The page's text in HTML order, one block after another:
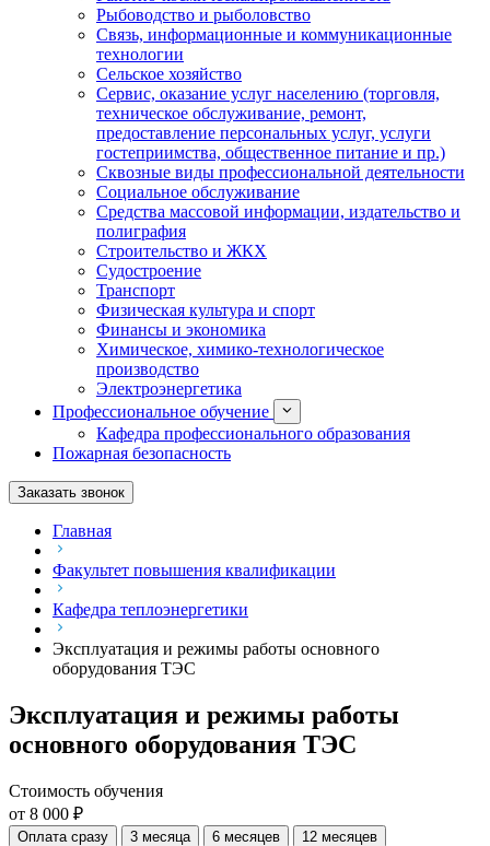
Рыбоводство и рыболовство
Связь, информационные и коммуникационные
технологии
Сельское хозяйство
Сервис, оказание услуг населению (торговля,
техническое обслуживание, ремонт,
предоставление персональных услуг, услуги
гостеприимства, общественное питание и пр.)
Сквозные виды профессиональной деятельности
Социальное обслуживание
Средства массовой информации, издательство и
полиграфия
Строительство и ЖКХ
Судостроение
Транспорт
Физическая культура и спорт
Финансы и экономика
Химическое, химико-технологическое
производство
Электроэнергетика
Профессиональное обучение
Кафедра профессионального образования
Пожарная безопасность
Заказать звонок
Главная
Факультет повышения квалификации
Кафедра теплоэнергетики
Эксплуатация и режимы работы основного
оборудования ТЭС
Эксплуатация и режимы работы
основного оборудования ТЭС
Стоимость обучения
от 8 000 ₽
Оплата сразу 3 месяца 6 месяцев 12 месяцев